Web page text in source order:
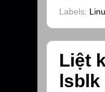
Labels:
Liệt
lsblk